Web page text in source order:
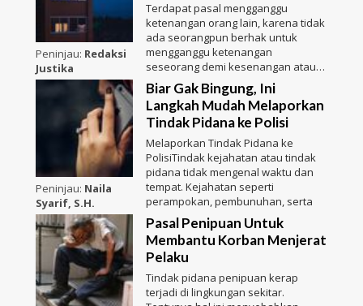
Peninjau: Redaksi
Justika
Terdapat pasal mengganggu
ketenangan orang lain, karena tidak
ada seorangpun berhak untuk
mengganggu ketenangan
seseorang demi kesenangan atau
kepenti
Peninjau: Naila
Syarif, S.H.
Biar Gak Bingung, Ini
Langkah Mudah Melaporkan
Tindak Pidana ke Polisi
Melaporkan Tindak Pidana ke
PolisiTindak kejahatan atau tindak
pidana tidak mengenal waktu dan
tempat. Kejahatan seperti
perampokan, pembunuhan, serta
Pasal Penipuan Untuk
Membantu Korban Menjerat
Pelaku
Tindak pidana penipuan kerap
terjadi di lingkungan sekitar.